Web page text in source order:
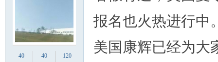
40
40
120
报名也火热进行中
美国康辉已经为大